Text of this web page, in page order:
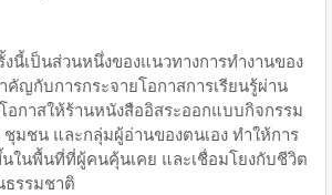
ป็นส่วนหนึ่งของแนวทางการทำงานของ
คัญกับการกระจายโอกาสการเรียนรู้ผ่าน
กาสให้ร้านหนังสืออิสระออกแบบกิจกรรม
ชุมชน และกลุ่มผู้อ่านของตนเอง ทำให้การ
นในพื้นที่ที่ผู้คนคุ้นเคย และเชื่อมโยงกับชีวิต
ธรรมชาติ